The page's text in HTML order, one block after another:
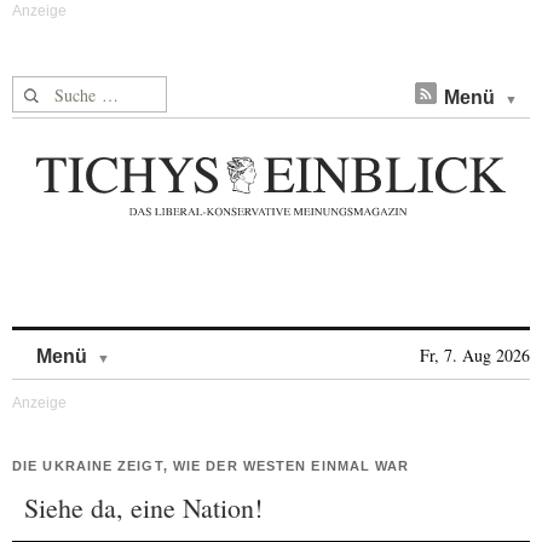
Suche nach: Menü
Menü Fr, 7. Aug 2026
DIE UKRAINE ZEIGT, WIE DER WESTEN EINMAL WAR
Siehe da, eine Nation!